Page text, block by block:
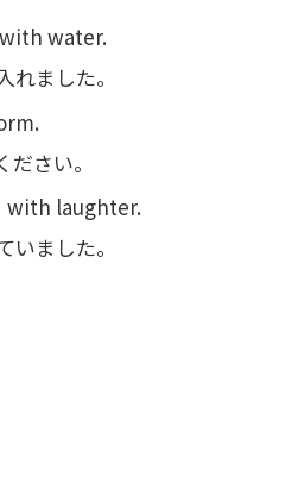
water.
ました。
さい。
with laughter.
ました。